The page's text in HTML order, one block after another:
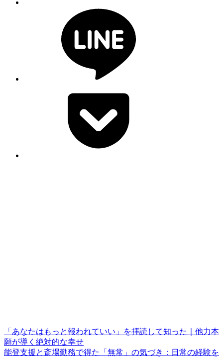
「あなたはもっと報われていい」を拝読して知った｜他力本
願が導く絶対的な幸せ
能登支援と斎場勤務で得た「無常」の気づき：日常の経験を